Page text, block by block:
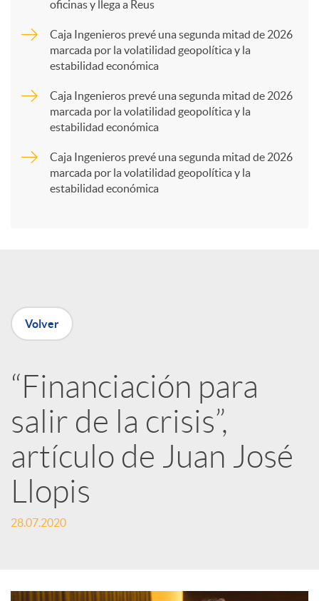
a
n
e
d
e
s
S
oficinas y llega a Reus
Caja Ingenieros prevé una segunda mitad de 2026
marcada por la volatilidad geopolítica y la
estabilidad económica
Caja Ingenieros prevé una segunda mitad de 2026
marcada por la volatilidad geopolítica y la
estabilidad económica
Caja Ingenieros prevé una segunda mitad de 2026
marcada por la volatilidad geopolítica y la
estabilidad económica
Volver
“Financiación para
salir de la crisis”,
artículo de Juan José
Llopis
28.07.2020